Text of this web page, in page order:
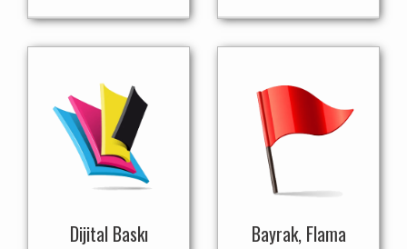
Dijital Baskı Bayrak, Flama